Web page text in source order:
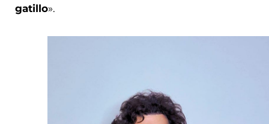
gatillo».